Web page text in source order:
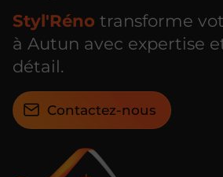
Styl'Réno transforme
à Autun avec expertise
détail.
Contactez-nous